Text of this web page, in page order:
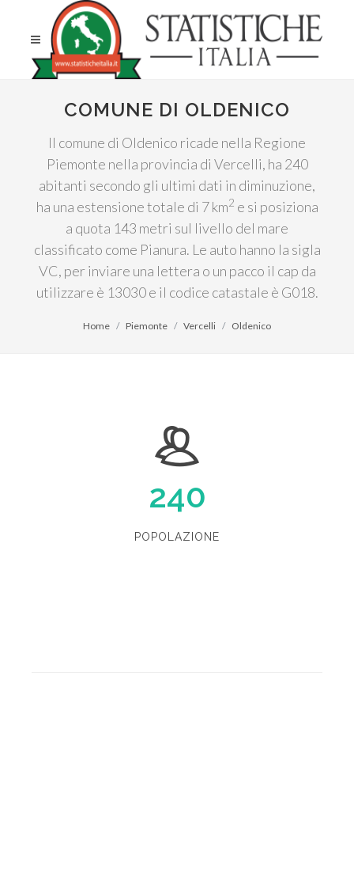
COMUNE DI OLDENICO
Il comune di Oldenico ricade nella Regione
Piemonte nella provincia di Vercelli, ha 240
abitanti secondo gli ultimi dati in diminuzione,
ha una estensione totale di 7 km2 e si posiziona
a quota 143 metri sul livello del mare
classificato come Pianura. Le auto hanno la sigla
VC, per inviare una lettera o un pacco il cap da
utilizzare è 13030 e il codice catastale è G018.
Home Piemonte Vercelli Oldenico
240
POPOLAZIONE